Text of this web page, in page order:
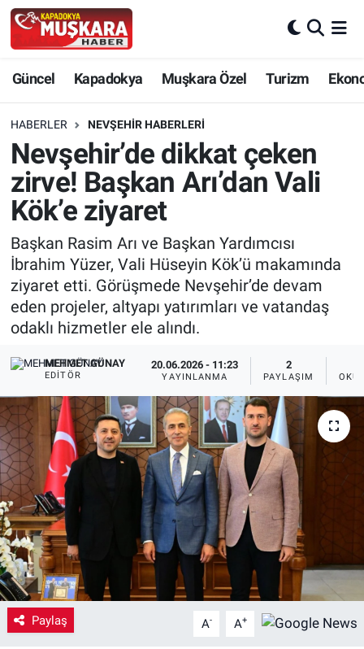
Güncel Kapadokya Muşkara Özel Turizm
HABERLER NEVŞEHIR HABERLERI
Nevşehir’de dikkat çeken
zirve! Başkan Arı’dan Vali
Kök’e ziyaret
Başkan Rasim Arı ve Başkan Yardımcısı
İbrahim Yüzer, Vali Hüseyin Kök’ü makamında
ziyaret etti. Görüşmede Nevşehir’de devam
eden projeler, altyapı yatırımları ve vatandaş
odaklı hizmetler ele alındı.
MEHMET GÜNAY
EDITÖR
20.06.2026 - 11:23
YAYINLANMA
2
PAYLAŞIM
Paylaş A- A+
Güncel
SEÇİM
Muşkara Özel
Kapadokya
Turizm
Yaşam
VEFATLAR
Nevşehir Hava Durumu
Nevşehir Trafik Yoğunluk Haritası
Süper Lig Puan Durumu ve Fikstür
Tüm Manşetler
Son Dakika Haberleri
Haber Arşivi